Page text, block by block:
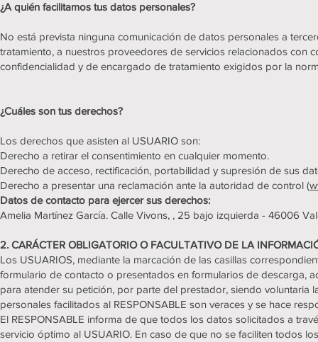
¿A quién facilitamos tus datos personales?
No está prevista ninguna comunicación de datos personales a
tratamiento, a nuestros proveedores de servicios relacionados con
confidencialidad y de encargado de tratamiento exigidos por la
¿Cuáles son tus derechos?
Los derechos que asisten al USUARIO son:
Derecho a retirar el consentimiento en cualquier momento.
Derecho de acceso, rectificación, portabilidad y supresión de sus
Derecho a presentar una reclamación ante la autoridad de control (
Datos de contacto para ejercer sus derechos:
Amelia Martínez García. Calle Vivons, , 25 bajo izquierda - 46006
2. CARÁCTER OBLIGATORIO O FACULTATIVO DE LA
Los USUARIOS, mediante la marcación de las casillas
formulario de contacto o presentados en formularios de descarga,
para atender su petición, por parte del prestador, siendo voluntaria
personales facilitados al RESPONSABLE son veraces y se hace
El RESPONSABLE informa de que todos los datos solicitados a
servicio óptimo al USUARIO. En caso de que no se faciliten todos